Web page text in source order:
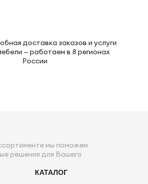
доставка заказов и услуги
— работаем в 8 регионах
России
мы поможем
решения для Вашего
КАТАЛОГ